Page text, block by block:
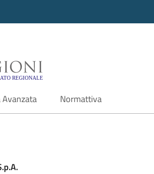
- Motore di
Avanzata Normattiva